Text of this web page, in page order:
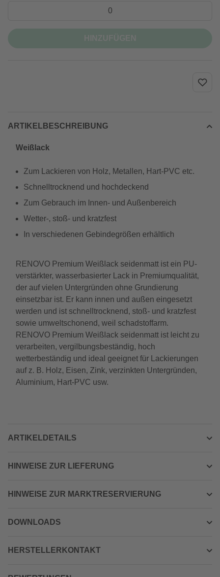
ARTIKELBESCHREIBUNG
Weißlack
Zum Lackieren von Holz, Metallen, Hart-PVC etc.
Schnelltrocknend und hochdeckend
Zum Gebrauch im Innen- und Außenbereich
Wetter-, stoß- und kratzfest
In verschiedenen Gebindegrößen erhältlich
RENOVO Premium Weißlack seidenmatt ist ein PU-
verstärkter, wasserbasierter Lack in Premiumqualität,
der auf vielen Untergründen ohne Grundierung
einsetzbar ist. Er kann innen und außen eingesetzt
werden und ist schnelltrocknend, stoß- und kratzfest
sowie umweltschonend, weil schadstoffarm.
RENOVO Premium Weißlack seidenmatt ist leicht zu
verarbeiten, vergilbungsbeständig, hoch
wetterbeständig und ideal geeignet für Lackierungen
auf z. B. Holz, Eisen, Zink, verzinkten Untergründen,
Aluminium, Hart-PVC usw.
ARTIKELDETAILS
HINWEISE ZUR LIEFERUNG
HINWEISE ZUR MARKTRESERVIERUNG
DOWNLOADS
HERSTELLERKONTAKT